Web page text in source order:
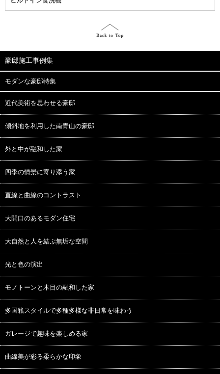
豪邸施工事例集
モダンな豪邸特集
近代美術を思わせる豪邸
傾斜地を利用した南青山の豪邸
外と中が融和した家
四季の情景に寄り添う家
直線と曲線のコントラスト
大開口のあるモダン住宅
大自然と人を結ぶ無垢な空間
光と色の演出
モノトーンと木目の融和した家
多国籍スタイルで多種多様な非日常を味わう
ガレージで趣味を楽しめる家
曲線美が彩る柔らかな印象